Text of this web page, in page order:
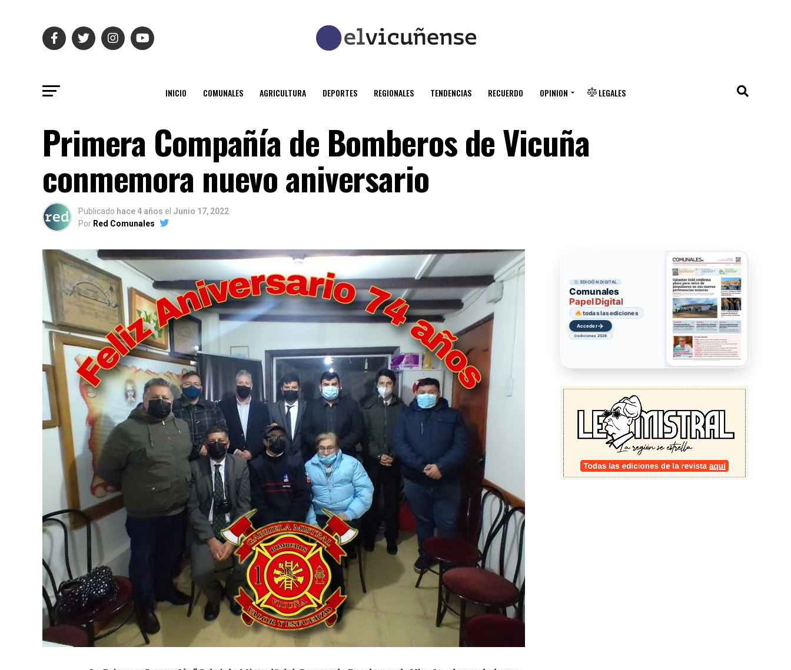
INICIO COMUNALES AGRICULTURA DEPORTES REGIONALES TENDENCIAS RECUERDO OPINION LEGALES
Primera Compañía de Bomberos de Vicuña
conmemora nuevo aniversario
Publicado hace 4 años el Junio 17, 2022
Por Red Comunales
EDICIÓN DIGITAL
Comunales
Papel Digital
todas las ediciones
Acceder→
ediciones 2026